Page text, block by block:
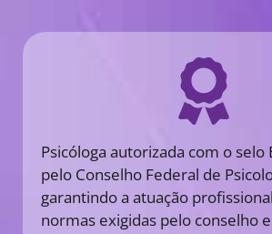
Psicóloga autorizada com o selo
pelo Conselho Federal de
garantindo a atuação
normas exigidas pelo conselho